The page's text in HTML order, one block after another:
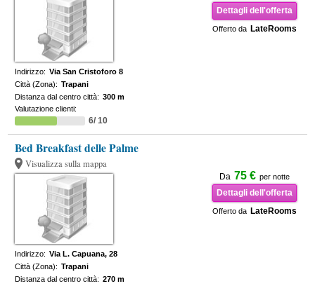
Dettagli dell'offerta
Offerto da LateRooms
Indirizzo: Via San Cristoforo 8
Città (Zona): Trapani
Distanza dal centro città: 300 m
Valutazione clienti:
6/ 10
Bed Breakfast delle Palme
Visualizza sulla mappa
Da 75 € per notte
Dettagli dell'offerta
Offerto da LateRooms
Indirizzo: Via L. Capuana, 28
Città (Zona): Trapani
Distanza dal centro città: 270 m